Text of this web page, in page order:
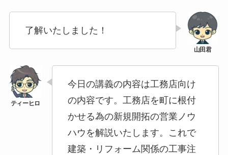
了解いたしました！
今日の講義の内容は工務店向け
の内容です。工務店を町に根付
かせる為の新規開拓の営業ノウ
ハウを解説いたします。これで
建築・リフォーム関係の工事注